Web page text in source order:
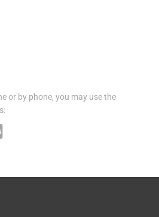
or by phone, you may use the